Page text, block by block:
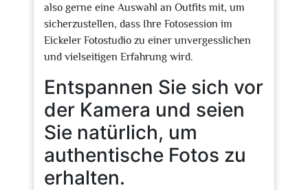
also gerne eine Auswahl an Outfits mit, um
sicherzustellen, dass Ihre Fotosession im
Eickeler Fotostudio zu einer unvergesslichen
und vielseitigen Erfahrung wird.
Entspannen Sie sich vor
der Kamera und seien
Sie natürlich, um
authentische Fotos zu
erhalten.